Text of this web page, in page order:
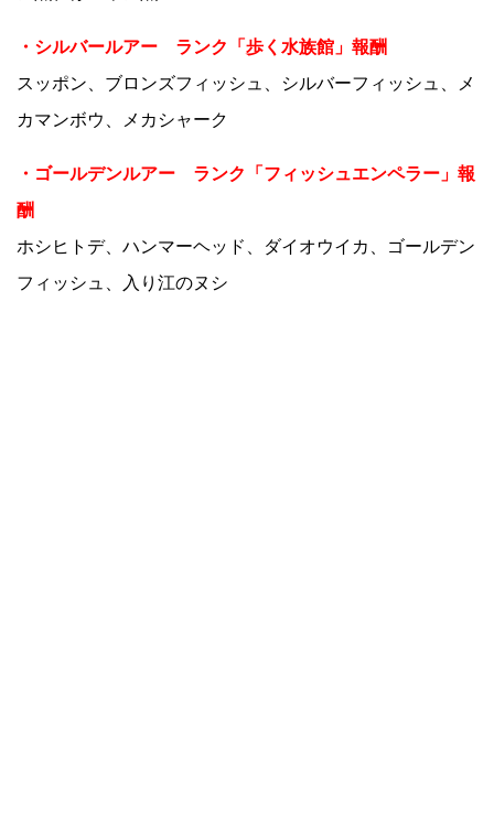
・シルバールアー ランク「歩く水族館」報酬
スッポン、ブロンズフィッシュ、シルバーフィッシュ、メ
カマンボウ、メカシャーク
・ゴールデンルアー ランク「フィッシュエンペラー」報
酬
ホシヒトデ、ハンマーヘッド、ダイオウイカ、ゴールデン
フィッシュ、入り江のヌシ